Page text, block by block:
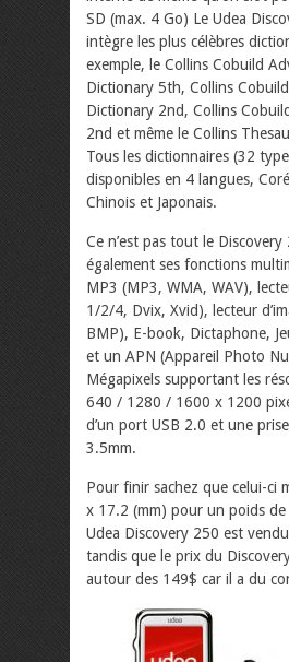
SD (max. 4 Go) Le Udea
intègre les plus célèbres
exemple, le Collins Cobuild
Dictionary 5th, Collins
Dictionary 2nd, Collins
2nd et même le Collins
Tous les dictionnaires (32
disponibles en 4 langues,
Chinois et Japonais.
Ce n’est pas tout le
également ses fonctions
MP3 (MP3, WMA, WAV),
1/2/4, Dvix, Xvid), lecteur
BMP), E-book, Dictaphone,
et un APN (Appareil Photo
Mégapixels supportant les
640 / 1280 / 1600 x 1200
d’un port USB 2.0 et une
3.5mm.
Pour finir sachez que celui-ci
x 17.2 (mm) pour un poids
Udea Discovery 250 est
tandis que le prix du
autour des 149$ car il a du